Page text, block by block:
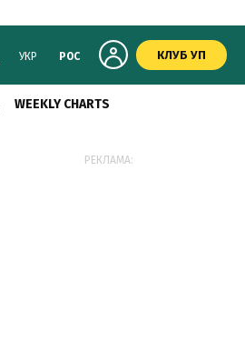
УКР РОС КЛУБ УП
WEEKLY CHARTS
РЕКЛАМА: